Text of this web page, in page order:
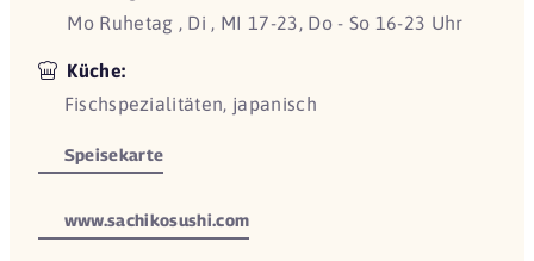
Mo Ruhetag , Di , MI 17-23, Do - So 16-23 Uhr
Küche:
Fischspezialitäten, japanisch
Speisekarte
www.sachikosushi.com